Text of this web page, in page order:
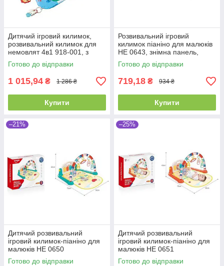
Дитячий ігровий килимок,
розвивальний килимок для
немовлят 4в1 918-001, з
тунелем та ігровими
елементами
Готово до відправки
1 015,94 ₴ 1 286 ₴
Купити
Розвивальний ігровий
килимок піаніно для малюків
HE 0643, знімна панель,
підсвітка, мелодії, 5 підвісок
Готово до відправки
719,18 ₴ 934 ₴
Купити
–21%
Дитячий розвивальний
ігровий килимок-піаніно для
малюків НЕ 0650
Готово до відправки
–25%
Дитячий розвивальний
ігровий килимок-піаніно для
малюків НЕ 0651
Готово до відправки